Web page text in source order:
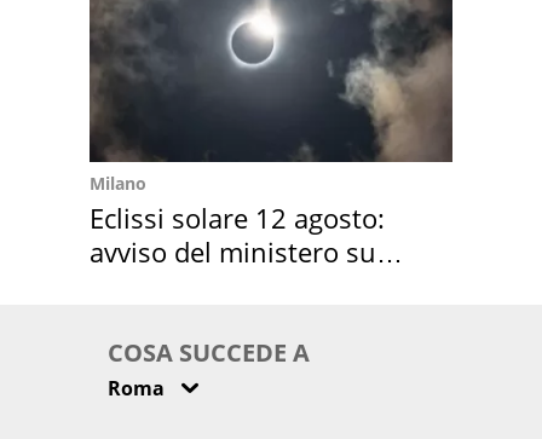
Milano
Eclissi solare 12 agosto:
avviso del ministero su